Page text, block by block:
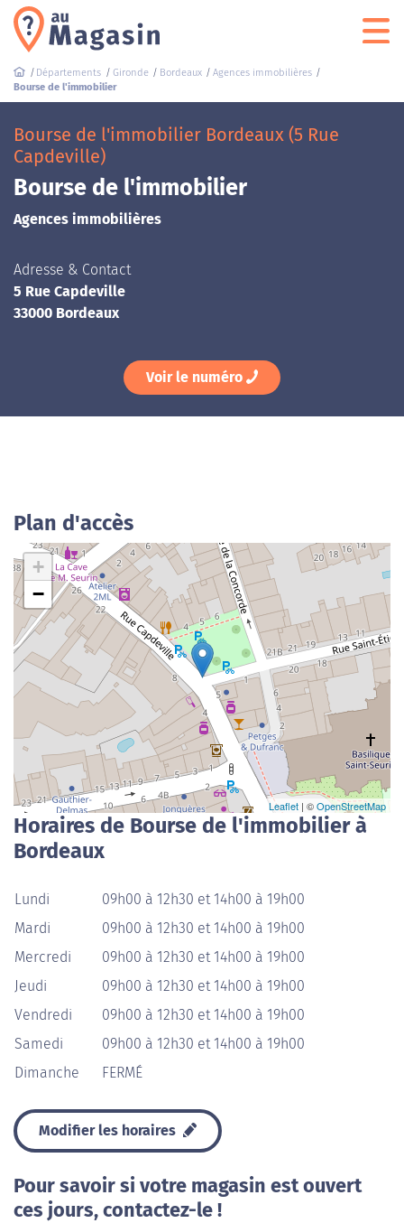
Départements Gironde Bordeaux
Agences immobilières
Bourse de l'immobilier
Bourse de l'immobilier Bordeaux (5 Rue
Capdeville)
Bourse de l'immobilier
Agences immobilières
Adresse & Contact
5 Rue Capdeville
33000 Bordeaux
Voir le numéro
Plan d'accès
+
−
Leaflet | ©OpenStreetMap
Horaires de Bourse de l'immobilier à
Bordeaux
Lundi
09h00 à 12h30 et 14h00 à 19h00
Mardi
09h00 à 12h30 et 14h00 à 19h00
Mercredi
09h00 à 12h30 et 14h00 à 19h00
Jeudi
09h00 à 12h30 et 14h00 à 19h00
Vendredi
09h00 à 12h30 et 14h00 à 19h00
Samedi
09h00 à 12h30 et 14h00 à 19h00
Dimanche
FERMÉ
Modifier les horaires
Pour savoir si votre magasin est ouvert
ces jours, contactez-le !